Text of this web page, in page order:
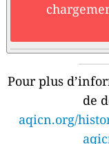
Pour plus
de
aqicn.org/